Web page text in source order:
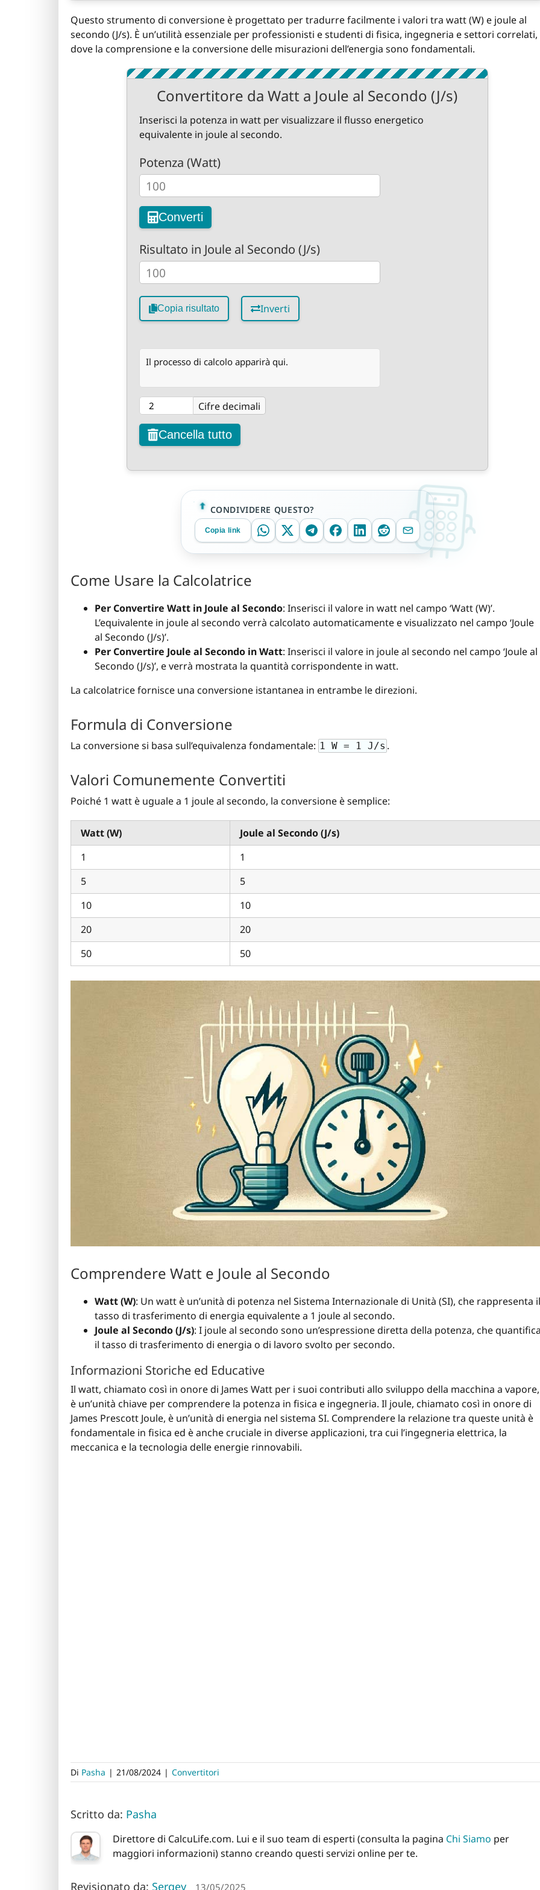
Questo strumento di conversione è progettato per tradurre facilmente i valori tra watt (W) e joule al
secondo (J/s). È un’utilità essenziale per professionisti e studenti di fisica, ingegneria e settori correlati,
dove la comprensione e la conversione delle misurazioni dell’energia sono fondamentali.
Convertitore da Watt a Joule al Secondo (J/s)
Inserisci la potenza in watt per visualizzare il flusso energetico
equivalente in joule al secondo.
Potenza (Watt)
Converti
Risultato in Joule al Secondo (J/s)
Copia risultato Inverti
Il processo di calcolo apparirà qui.
Cifre decimali
Cancella tutto
CONDIVIDERE QUESTO?
Copia link
Come Usare la Calcolatrice
Per Convertire Watt in Joule al Secondo: Inserisci il valore in watt nel campo ‘Watt (W)’.
L’equivalente in joule al secondo verrà calcolato automaticamente e visualizzato nel campo ‘Joule
al Secondo (J/s)’.
Per Convertire Joule al Secondo in Watt: Inserisci il valore in joule al secondo nel campo ‘Joule al
Secondo (J/s)’, e verrà mostrata la quantità corrispondente in watt.
La calcolatrice fornisce una conversione istantanea in entrambe le direzioni.
Formula di Conversione
La conversione si basa sull’equivalenza fondamentale: 1 W = 1 J/s .
Valori Comunemente Convertiti
Poiché 1 watt è uguale a 1 joule al secondo, la conversione è semplice:
Watt (W)
Joule al Secondo (J/s)
1
1
5
5
10
10
20
20
50
50
Comprendere Watt e Joule al Secondo
Watt (W): Un watt è un’unità di potenza nel Sistema Internazionale di Unità (SI), che rappresenta il
tasso di trasferimento di energia equivalente a 1 joule al secondo.
Joule al Secondo (J/s): I joule al secondo sono un’espressione diretta della potenza, che
il tasso di trasferimento di energia o di lavoro svolto per secondo.
Informazioni Storiche ed Educative
Il watt, chiamato così in onore di James Watt per i suoi contributi allo sviluppo della macchina a vapore,
è un’unità chiave per comprendere la potenza in fisica e ingegneria. Il joule, chiamato così in onore di
James Prescott Joule, è un’unità di energia nel sistema SI. Comprendere la relazione tra queste unità è
fondamentale in fisica ed è anche cruciale in diverse applicazioni, tra cui l’ingegneria elettrica, la
meccanica e la tecnologia delle energie rinnovabili.
Di Pasha | 21/08/2024 | Convertitori
Scritto da: Pasha
Direttore di CalcuLife.com. Lui e il suo team di esperti (consulta la pagina Chi Siamo per
maggiori informazioni) stanno creando questi servizi online per te.
Revisionato da: Sergey 13/05/2025